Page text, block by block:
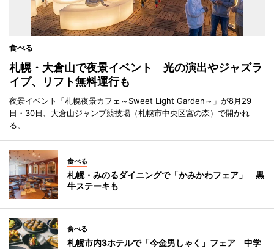
食べる
札幌・大倉山で夜景イベント 光の演出やジャズラ
イブ、リフト無料運行も
夜景イベント「札幌夜景カフェ～Sweet Light Garden～」が8月29
日・30日、大倉山ジャンプ競技場（札幌市中央区宮の森）で開かれ
る。
食べる
札幌・みのるダイニングで「かみかわフェア」 黒
牛ステーキも
食べる
札幌市内3ホテルで「今金男しゃく」フェア 中学